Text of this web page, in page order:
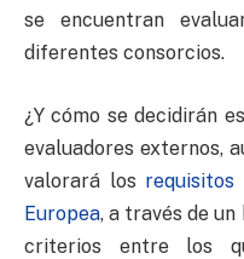
se encuentran
diferentes consorcios.
¿Y cómo se decidirán
evaluadores externos,
valorará los requisitos
Europea, a través de
criterios entre los